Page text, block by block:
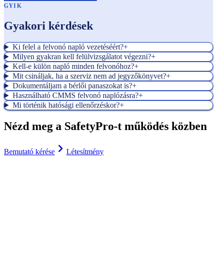
GYIK
Gyakori kérdések
Ki felel a felvonó napló vezetéséért?+
Milyen gyakran kell felülvizsgálatot végezni?+
Kell-e külön napló minden felvonóhoz?+
Mit csináljak, ha a szerviz nem ad jegyzőkönyvet?+
Dokumentáljam a bérlői panaszokat is?+
Használható CMMS felvonó naplózásra?+
Mi történik hatósági ellenőrzéskor?+
Nézd meg a SafetyPro-t működés közben
Bemutató kérése Létesítmény